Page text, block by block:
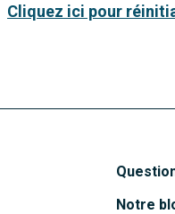
Cliquez ici pour
Notre